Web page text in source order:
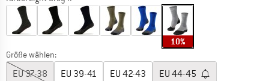
10%
Größe wählen:
EU37-38 EU 39-41 EU 42-43 EU 44-45